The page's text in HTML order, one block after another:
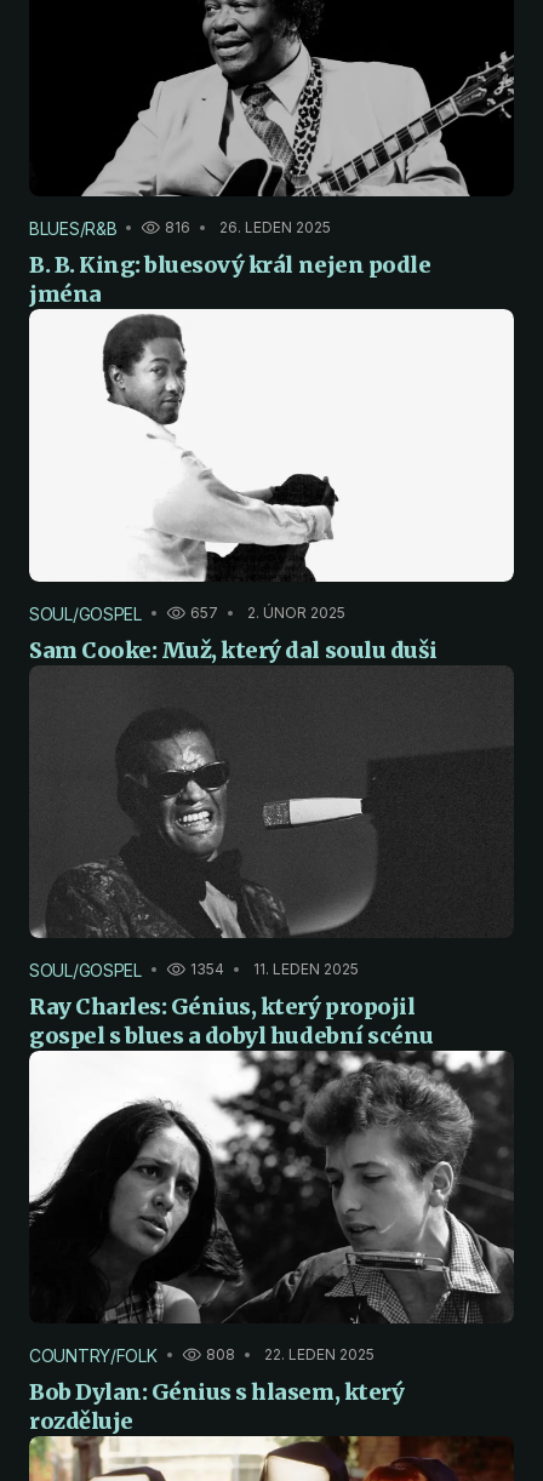
BLUES/R&B 816 26. LEDEN 2025
B. B. King: bluesový král nejen podle
jména
SOUL/GOSPEL 657 2. ÚNOR 2025
Sam Cooke: Muž, který dal soulu duši
SOUL/GOSPEL 1354 11. LEDEN 2025
Ray Charles: Génius, který propojil
gospel s blues a dobyl hudební scénu
COUNTRY/FOLK 808 22. LEDEN 2025
Bob Dylan: Génius s hlasem, který
rozděluje